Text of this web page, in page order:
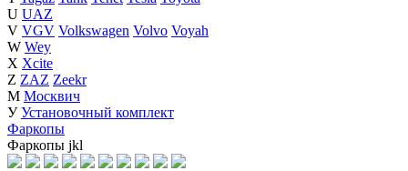
U UAZ
V VGV Volkswagen Volvo Voyah
W Wey
X Xcite
Z ZAZ Zeekr
М Москвич
У Установочный комплект
Фаркопы
Фаркопы jkl